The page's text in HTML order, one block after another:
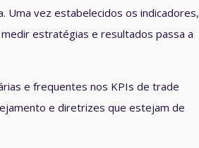
Uma vez estabelecidos os indicadores,
estratégias e resultados passa a
e frequentes nos KPIs de trade
e diretrizes que estejam de